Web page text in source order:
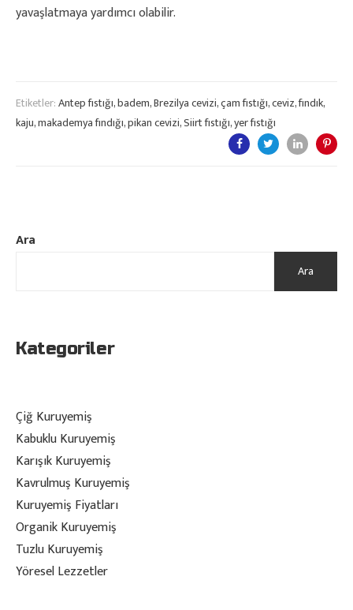
Ara
Ara
Kategoriler
Çiğ Kuruyemiş
Kabuklu Kuruyemiş
Karışık Kuruyemiş
Kavrulmuş Kuruyemiş
Kuruyemiş Fiyatları
Organik Kuruyemiş
Tuzlu Kuruyemiş
Yöresel Lezzetler
yavaşlatmaya yardımcı olabilir.
Etiketler:Antep fıstığı,badem,Brezilya cevizi,çam fıstığı,ceviz,fındık,
kaju,makademya fındığı,pikan cevizi,Siirt fıstığı,yer fıstığı